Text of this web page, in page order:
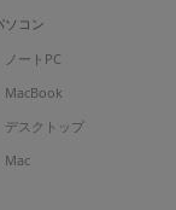
ソコン
ノートPC
MacBook
デスクトップ
Mac